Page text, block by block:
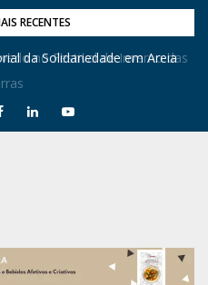
RECENTES
no Festival de Inverno das
da Solidariedade em Areia